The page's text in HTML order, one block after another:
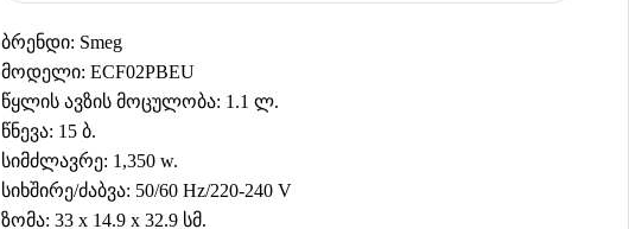
ბრენდი: Smeg
მოდელი: ECF02PBEU
წყლის ავზის მოცულობა: 1.1 ლ.
წნევა: 15 ბ.
სიმძლავრე: 1,350 w.
სიხშირე/ძაბვა: 50/60 Hz/220-240 V
ზომა: 33 x 14.9 x 32.9 სმ.